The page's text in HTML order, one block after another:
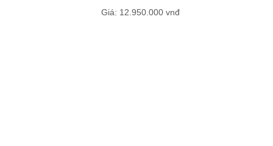
Giá: 12.950.000 vnđ